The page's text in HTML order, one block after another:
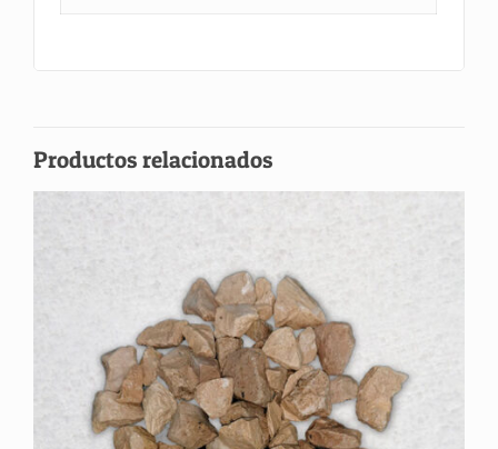
Productos relacionados